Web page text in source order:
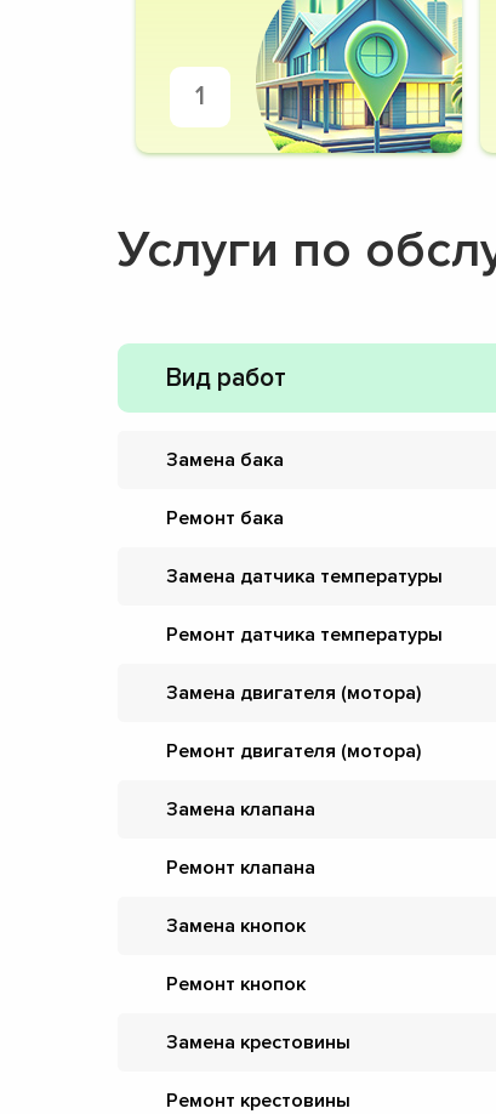
1
Услуги по
Вид работ
Замена бака
Ремонт бака
Замена датчика температуры
Ремонт датчика температуры
Замена двигателя (мотора)
Ремонт двигателя (мотора)
Замена клапана
Ремонт клапана
Замена кнопок
Ремонт кнопок
Замена крестовины
Ремонт крестовины